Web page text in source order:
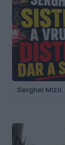
Serghei